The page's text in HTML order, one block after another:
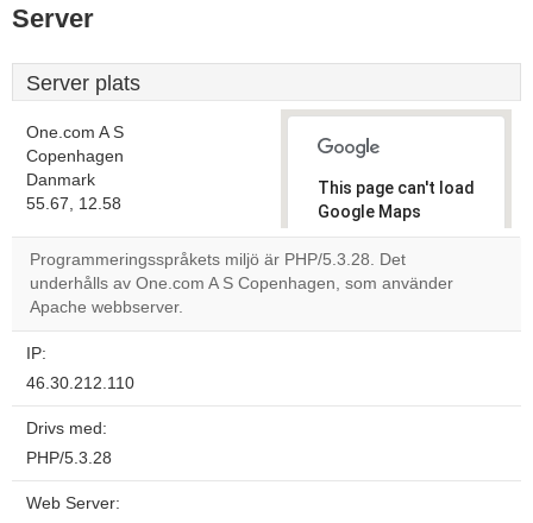
Server
Server plats
One.com A S
Copenhagen
Danmark
55.67, 12.58
This page can't load
Google Maps
correctly.
Do you
Programmeringsspråkets miljö är PHP/5.3.28. Det
underhålls av One.com A S Copenhagen, som använder
Apache webbserver.
IP:
46.30.212.110
Drivs med:
PHP/5.3.28
Web Server: